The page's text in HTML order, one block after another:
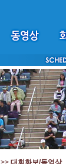
>> 대회화보/동영상